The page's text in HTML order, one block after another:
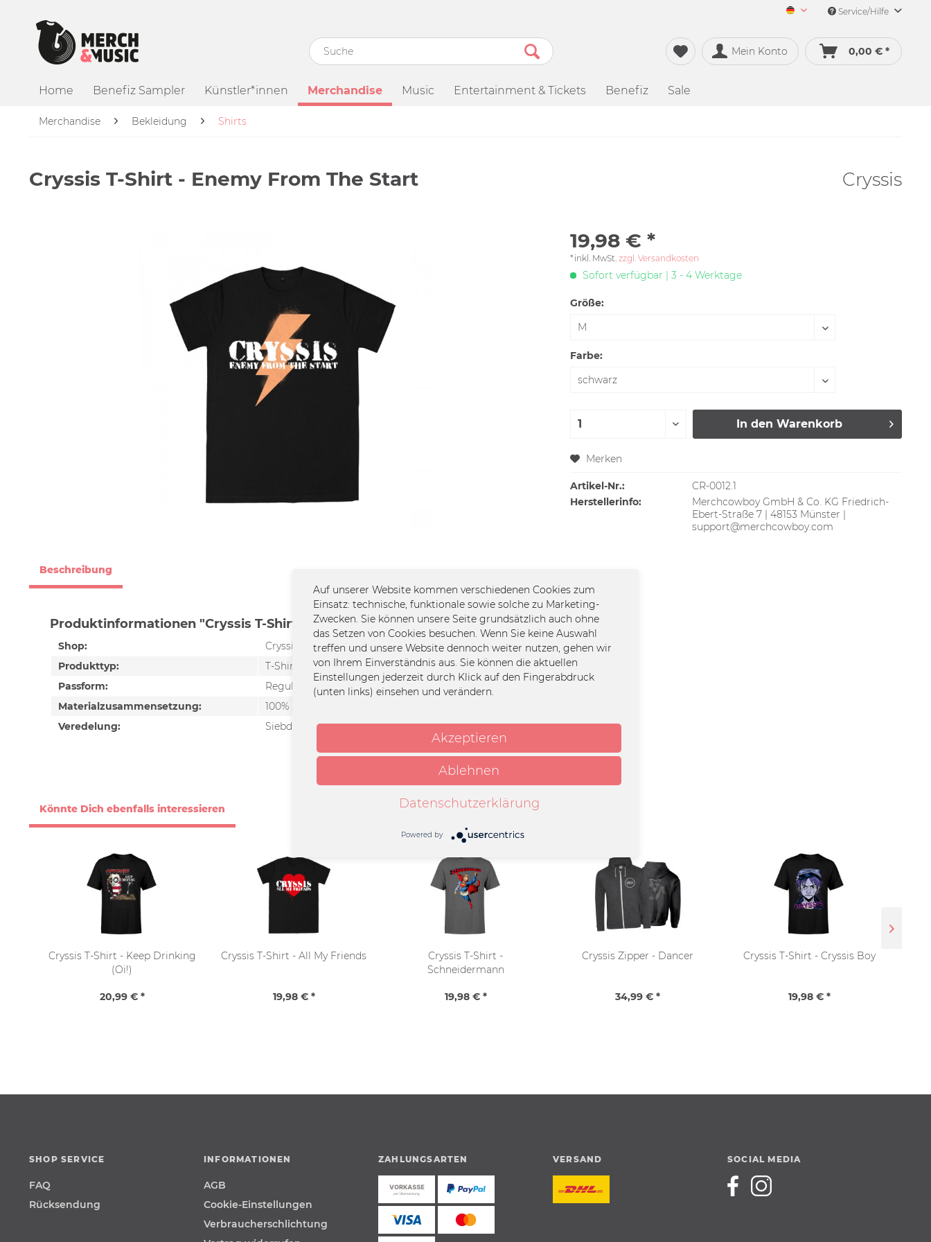
Merch&Music Deutsch
Service/Hilfe
Mein Konto 0,00 € *
Home Benefiz Sampler Künstler*innen Merchandise Music Entertainment & Tickets Benefiz Sale
Merchandise Bekleidung Shirts
Cryssis T-Shirt - Enemy From The Start Cryssis
19,98 € *
*inkl. MwSt.zzgl. Versandkosten
Sofort verfügbar | 3 - 4 Werktage
Größe:
Farbe:
In den Warenkorb
Merken
Artikel-Nr.:
CR-0012.1
Herstellerinfo:
Merchcowboy GmbH & Co. KG Friedrich-
Ebert-Straße 7 | 48153 Münster |
support@merchcowboy.com
Beschreibung
Produktinformationen "Cryssis T-Shirt - Enemy From The Start"
Shop:
Cryssis
Produkttyp:
T-Shirt
Passform:
Regular Fit
Materialzusammensetzung:
100% Baumwolle
Veredelung:
Siebdruck
Könnte Dich ebenfalls interessieren
Cryssis T-Shirt - Keep Drinking
(Oi!)
20,99 € *
Cryssis T-Shirt - All My Friends
19,98 € *
Cryssis T-Shirt -
Schneidermann
19,98 € *
Cryssis Zipper - Dancer
34,99 € *
Cryssis T-Shirt - Cryssis Boy
19,98 € *
SHOP SERVICE
FAQ
Rücksendung
INFORMATIONEN
AGB
Cookie-Einstellungen
Verbraucherschlichtung
ZAHLUNGSARTEN VERSAND SOCIAL MEDIA
Auf unserer Website kommen verschiedenen Cookies zum
Einsatz: technische, funktionale sowie solche zu Marketing-
Zwecken. Sie können unsere Seite grundsätzlich auch ohne
das Setzen von Cookies besuchen. Wenn Sie keine Auswahl
treffen und unsere Website dennoch weiter nutzen, gehen wir
von Ihrem Einverständnis aus. Sie können die aktuellen
Einstellungen jederzeit durch Klick auf den Fingerabdruck
(unten links) einsehen und verändern.
Akzeptieren
Ablehnen
Datenschutzerklärung
Powered by